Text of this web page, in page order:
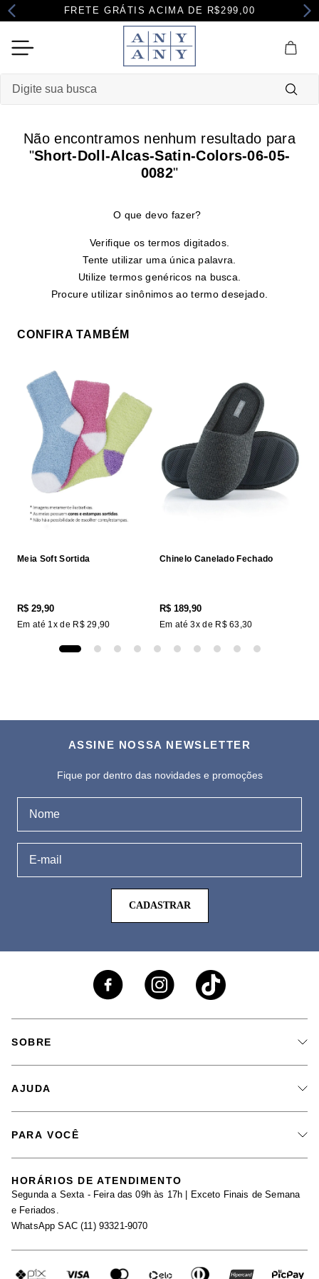
FRETE GRÁTIS ACIMA DE R$299,00
Não encontramos nenhum resultado para
"Short-Doll-Alcas-Satin-Colors-06-05-
0082"
Verifique os termos digitados.
Tente utilizar uma única palavra.
Utilize termos genéricos na busca.
Procure utilizar sinônimos ao termo desejado.
CONFIRA TAMBÉM
Meia Soft Sortida
R$ 29,90
Em até 1x de R$ 29,90
Chinelo Canelado Fechado
R$ 189,90
Em até3x de R$ 63,30
ASSINE NOSSA NEWSLETTER
Fique por dentro das novidades e promoções
CADASTRAR
SOBRE
Seja um Revendedor
Igualdade Salarial
Requisição de Dados
AJUDA
Minha Conta
Trocas
PARA VOCÊ
Maternidade
Seja um Afiliado
HORÁRIOS DE ATENDIMENTO
Segunda a Sexta - Feira das 09h às 17h | Exceto Finais de Semana
e Feriados.
WhatsApp SAC (11) 93321-9070
camisola